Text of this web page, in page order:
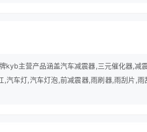
kyb主营产品涵盖汽车减震器,三元催化器,减
,汽车灯,汽车灯泡,前减震器,雨刷器,雨刮片,雨